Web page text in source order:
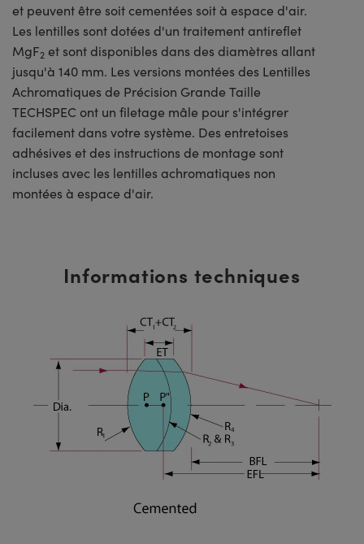
et peuvent être soit cementées soit à espace d'air.
Les lentilles sont dotées d'un traitement antireflet
MgF2 et sont disponibles dans des diamètres allant
jusqu'à 140 mm. Les versions montées des Lentilles
Achromatiques de Précision Grande Taille
TECHSPEC ont un filetage mâle pour s'intégrer
facilement dans votre système. Des entretoises
adhésives et des instructions de montage sont
incluses avec les lentilles achromatiques non
montées à espace d'air.
Informations techniques